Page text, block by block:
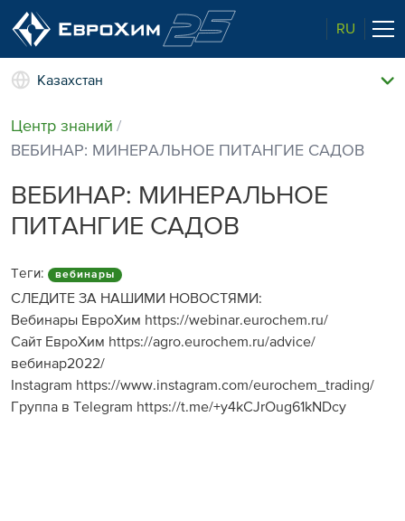
RU
Наши удобрения
О нас
Наши возможности
Качество от лидера рынка
Новости и события
Центр знаний
Наши контакты
Казахстан
Центр знаний
ВЕБИНАР: МИНЕРАЛЬНОЕ ПИТАНГИЕ САДОВ
ВЕБИНАР: МИНЕРАЛЬНОЕ
ПИТАНГИЕ САДОВ
Теги: вебинары
СЛЕДИТЕ ЗА НАШИМИ НОВОСТЯМИ:
Вебинары ЕвроХим https://webinar.eurochem.ru/
Сайт ЕвроХим https://agro.eurochem.ru/advice/
вебинар2022/
Instagram https://www.instagram.com/eurochem_trading/
Группа в Telegram https://t.me/+y4kCJrOug61kNDcy